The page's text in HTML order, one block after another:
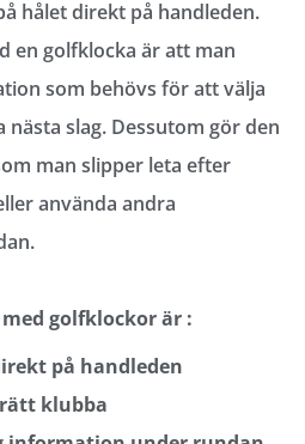
hålet direkt på handleden.
en golfklocka är att man
som behövs för att välja
slag. Dessutom gör den
man slipper leta efter
använda andra
golfklockor är :
på handleden
klubba